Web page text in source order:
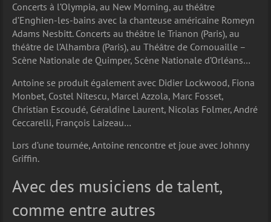
Concerts à l’Olympia, au New Morning, au théâtre
d’Enghien-les-bains avec la chanteuse américaine Romeyn
Adams Nesbitt. Concerts au théâtre le Trianon (Paris), au
théâtre de l’Alhambra (Paris), au Théâtre de Cornouaille –
Scène Nationale de Quimper, Scène Nationale d’Orléans…
Antoine se produit également avec Didier Lockwood, Fiona
Monbet, Costel Nitescu, Marcel Azzola, Marc Fosset,
Christian Escoudé, Géraldine Laurent, Nicolas Folmer, André
Ceccarelli, François Laizeau…
Lors d’une tournée, Antoine rencontre et joue avec Johnny
Griffin.
Avec des musiciens de talent,
comme entre autres